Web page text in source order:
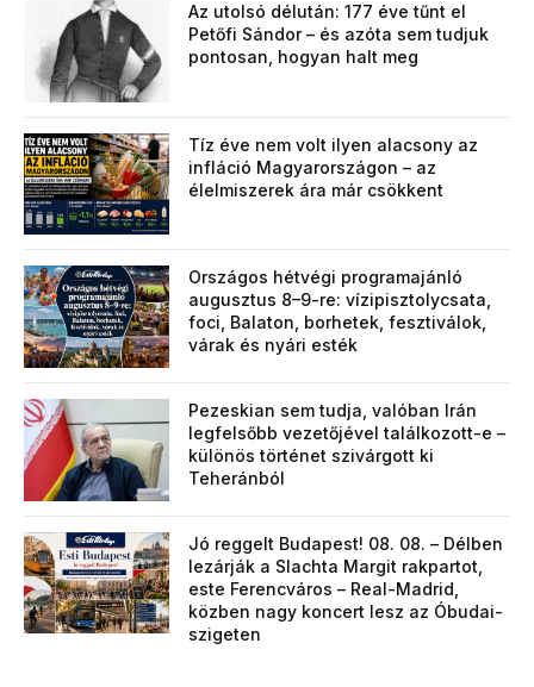
Az utolsó délután: 177 éve tűnt el
Petőfi Sándor – és azóta sem tudjuk
pontosan, hogyan halt meg
Tíz éve nem volt ilyen alacsony az
infláció Magyarországon – az
élelmiszerek ára már csökkent
Országos hétvégi programajánló
augusztus 8–9-re: vízipisztolycsata,
foci, Balaton, borhetek, fesztiválok,
várak és nyári esték
Pezeskian sem tudja, valóban Irán
legfelsőbb vezetőjével találkozott-e –
különös történet szivárgott ki
Teheránból
Jó reggelt Budapest! 08. 08. – Délben
lezárják a Slachta Margit rakpartot,
este Ferencváros – Real-Madrid,
közben nagy koncert lesz az Óbudai-
szigeten